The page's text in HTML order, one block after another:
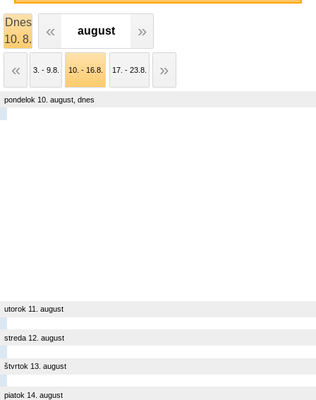
Dnes
10. 8.
august
3. - 9.8. 10. - 16.8. 17. - 23.8.
pondelok 10. august, dnes
utorok 11. august
streda 12. august
štvrtok 13. august
piatok 14. august